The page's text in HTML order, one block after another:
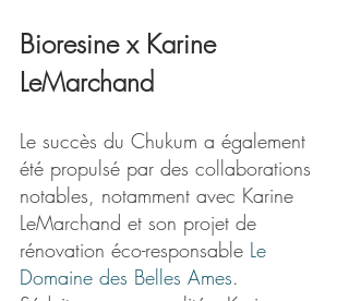
Bioresine x Karine
LeMarchand
Le succès du Chukum a également
été propulsé par des collaborations
notables, notamment avec Karine
LeMarchand et son projet de
rénovation éco-responsable Le
Domaine des Belles Ames.